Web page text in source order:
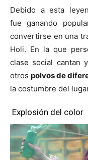
Debido a esta
fue ganando
convertirse en una
Holi. En la que
clase social cantan
otrospolvos de
la costumbre del
Explosión del color